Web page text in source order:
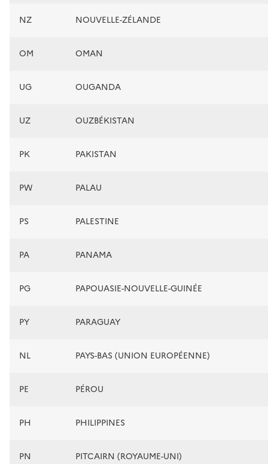
NZ NOUVELLE-ZÉLANDE
OM OMAN
UG OUGANDA
UZ OUZBÉKISTAN
PK PAKISTAN
PW PALAU
PS PALESTINE
PA PANAMA
PG PAPOUASIE-NOUVELLE-GUINÉE
PY PARAGUAY
NL PAYS-BAS (UNION EUROPÉENNE)
PE PÉROU
PH PHILIPPINES
PN PITCAIRN (ROYAUME-UNI)